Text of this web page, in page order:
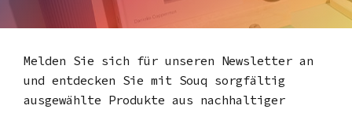
Melden Sie sich für unseren Newsletter an
und entdecken Sie mit Souq sorgfältig
ausgewählte Produkte aus nachhaltiger